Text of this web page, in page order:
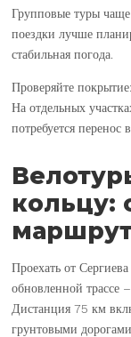
Групповые туры чаще
поездки лучше
стабильная погода.
Проверяйте
На отдельных
потребуется перенос
кольцу:
Проехать от
обновленной трассе
Дистанция 75 км
грунтовыми